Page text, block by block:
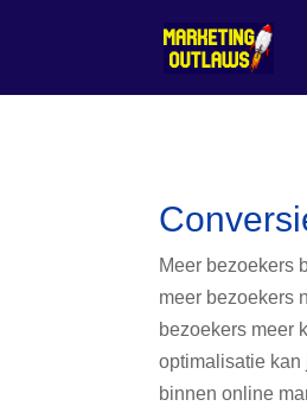
Meer bezoekers
meer bezoekers
bezoekers meer
optimalisatie
binnen online